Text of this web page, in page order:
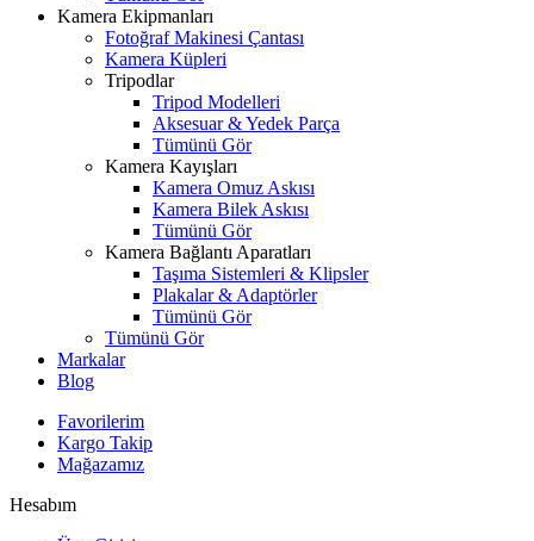
Kamera Ekipmanları
Fotoğraf Makinesi Çantası
Kamera Küpleri
Tripodlar
Tripod Modelleri
Aksesuar & Yedek Parça
Tümünü Gör
Kamera Kayışları
Kamera Omuz Askısı
Kamera Bilek Askısı
Tümünü Gör
Kamera Bağlantı Aparatları
Taşıma Sistemleri & Klipsler
Plakalar & Adaptörler
Tümünü Gör
Tümünü Gör
Markalar
Blog
Favorilerim
Kargo Takip
Mağazamız
Hesabım